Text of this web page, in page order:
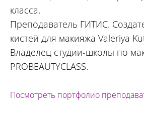
класса.
Преподаватель ГИТИС.
кистей для макияжа Valeriya
Владелец студии-школы по
PROBEAUTYCLASS.
Посмотреть портфолио